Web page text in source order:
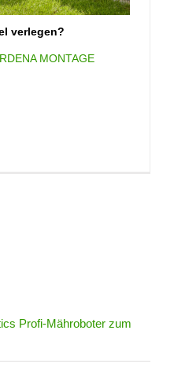
verlegen?
MONTAGE
Profi-Mähroboter zum